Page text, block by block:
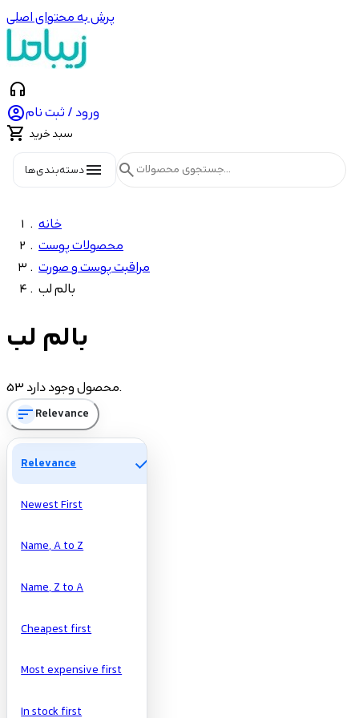
پرش به محتوای اصلی
headphones
ورود / ثبت نام
 سبد خرید
menuدسته‌بندی‌ها search
خانه
محصولات پوست
مراقبت پوست و صورت
بالم لب
تومان
Manufacturers
بالم لب
53 محصول وجود دارد.
sortRelevance
Relevance check
Newest First
Name, A to Z
Name, Z to A
Cheapest first
Most expensive first
In stock first